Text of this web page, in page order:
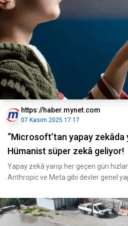
https://haber.mynet.com
07 Kasım 2025 17:17
“Microsoft’tan yapay zekâda
Hümanist süper zekâ geliyor!
Yapay zekâ yarışı her geçen gün
Anthropic ve Meta gibi devler genel